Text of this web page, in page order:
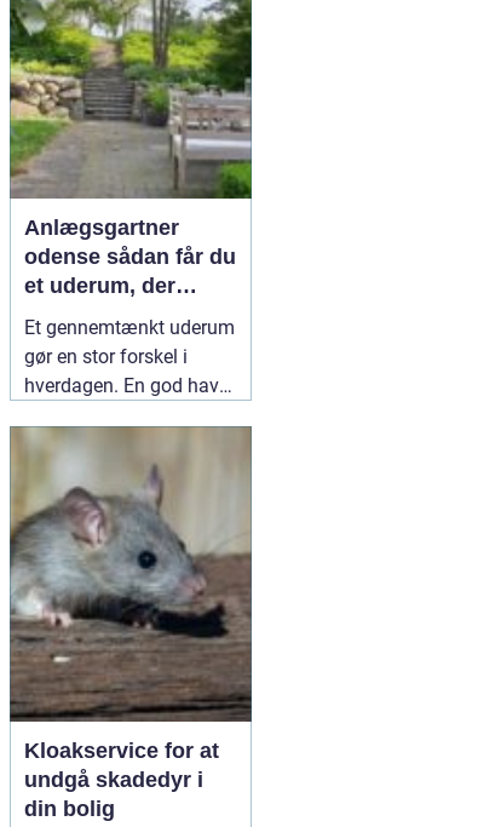
firmaer, og valget kan
virke uoverskueligt.
Hvordan sikre...
Anlægsgartner
odense sådan får du
et uderum, der
holder i mange år
Et gennemtænkt uderum
gør en stor forskel i
hverdagen. En god have
fællesareal giver ro i
hovedet, plads til
fællesskab og bedre
rammer for både
mennesker og natur.
Mange i og omkring
Odense vælger derfor en
professionel10 juli 2026
Kloakservice for at
undgå skadedyr i
din bolig